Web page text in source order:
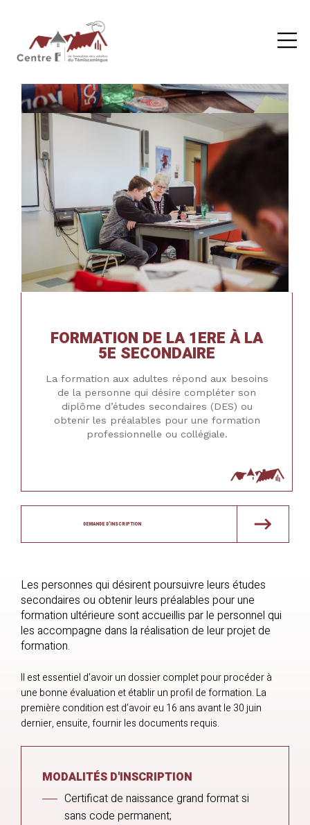
FORMATION DE LA 1ERE À LA
5E SECONDAIRE
La formation aux adultes répond aux besoins
de la personne qui désire compléter son
diplôme d’études secondaires (DES) ou
obtenir les préalables pour une formation
professionnelle ou collégiale.
DEMANDE D'INSCRIPTION
Les personnes qui désirent poursuivre leurs études
secondaires ou obtenir leurs préalables pour une
formation ultérieure sont accueillis par le personnel qui
les accompagne dans la réalisation de leur projet de
formation.
Il est essentiel d’avoir un dossier complet pour procéder à
une bonne évaluation et établir un profil de formation. La
première condition est d’avoir eu 16 ans avant le 30 juin
dernier, ensuite, fournir les documents requis.
MODALITÉS D'INSCRIPTION
Certificat de naissance grand format si
sans code permanent;